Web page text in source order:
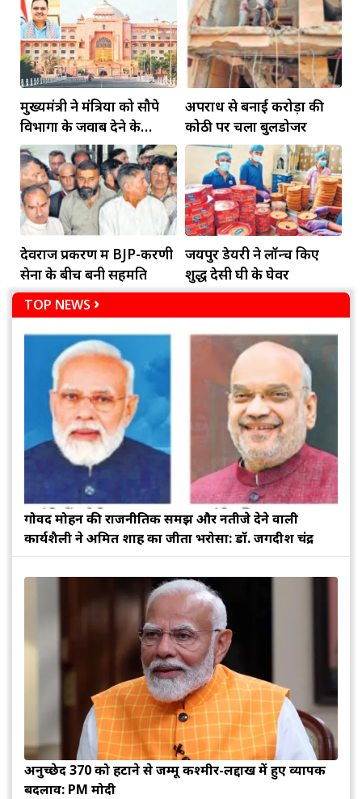
मुख्यमंत्री ने मंत्रियों को सौपे
विभागों के जवाब देने के
दायित्व
अपराध से बनाई करोड़ों की
कोठी पर चला बुलडोजर
देवराज प्रकरण में BJP-करणी
सेना के बीच बनी सहमति
जयपुर डेयरी ने लॉन्च किए
शुद्ध देसी घी के घेवर
TOP NEWS
गोविंद मोहन की राजनीतिक समझ और नतीजे देने वाली
कार्यशैली ने अमित शाह का जीता भरोसा: डॉ. जगदीश चंद्र
अनुच्छेद 370 को हटाने से जम्मू कश्मीर-लद्दाख में हुए व्यापक
बदलाव: PM मोदी